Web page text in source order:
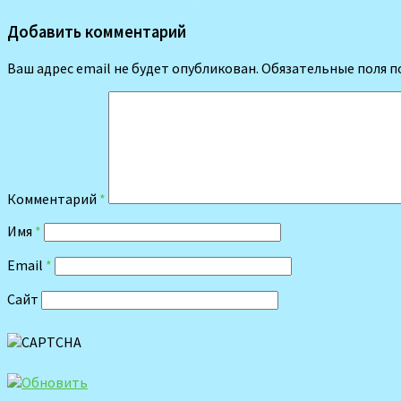
Добавить комментарий
Ваш адрес email не будет опубликован. Обязательные поля
Комментарий *
Имя *
Email *
Сайт